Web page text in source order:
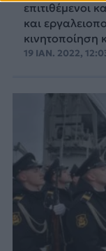
επιτιθέμενοι
και
κινητοποίηση
19 ΙΑΝ. 2022,